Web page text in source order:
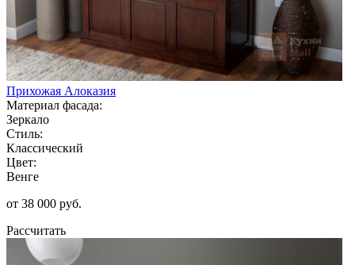
Прихожая Алоказия
Материал фасада:
Зеркало
Стиль:
Классический
Цвет:
Венге
от 38 000 руб.
Рассчитать